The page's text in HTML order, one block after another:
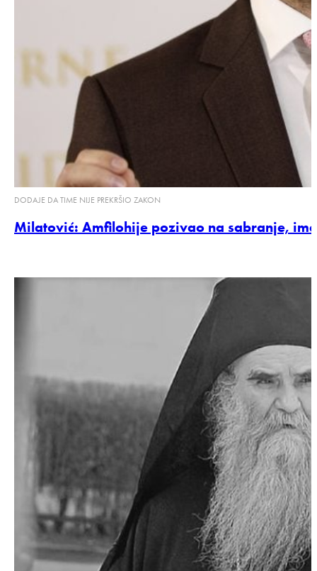
DODAJE DA TIME NIJE PREKRŠIO ZAKON
Milatović: Amfilohije pozivao na sabranje,